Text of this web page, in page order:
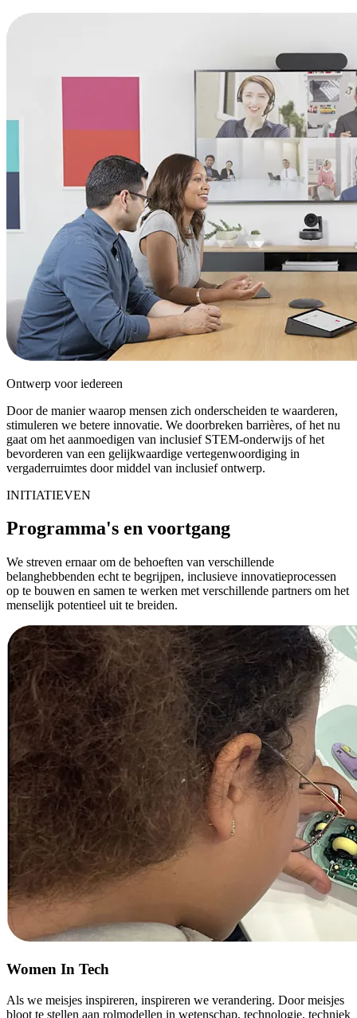
Ontwerp voor iedereen
Door de manier waarop mensen zich onderscheiden te waarderen,
stimuleren we betere innovatie. We doorbreken barrières, of het nu
gaat om het aanmoedigen van inclusief STEM-onderwijs of het
bevorderen van een gelijkwaardige vertegenwoordiging in
vergaderruimtes door middel van inclusief ontwerp.
INITIATIEVEN
Programma's en voortgang
We streven ernaar om de behoeften van verschillende
belanghebbenden echt te begrijpen, inclusieve innovatieprocessen
op te bouwen en samen te werken met verschillende partners om het
menselijk potentieel uit te breiden.
Women In Tech
Als we meisjes inspireren, inspireren we verandering. Door meisjes
bloot te stellen aan rolmodellen in wetenschap, technologie, techniek